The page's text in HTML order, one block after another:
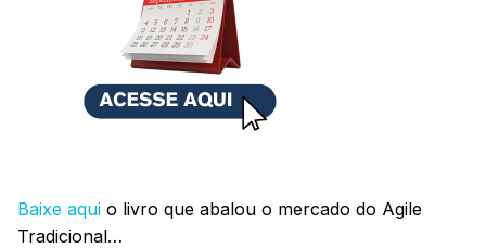
Baixe aqui o livro que abalou o mercado do Agile
Tradicional…